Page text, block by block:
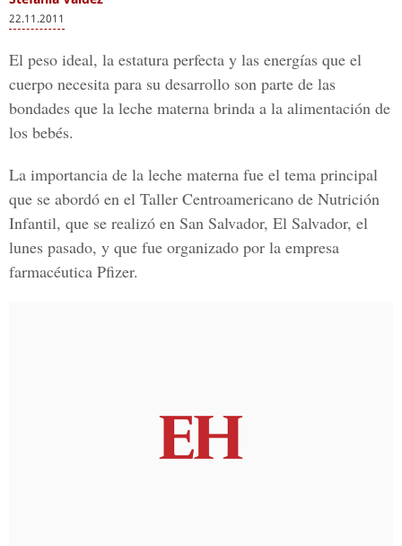
22.11.2011
El peso ideal, la estatura perfecta y las energías que el
cuerpo necesita para su desarrollo son parte de las
bondades que la leche materna brinda a la alimentación de
los bebés.
La importancia de la leche materna fue el tema principal
que se abordó en el Taller Centroamericano de Nutrición
Infantil, que se realizó en San Salvador, El Salvador, el
lunes pasado, y que fue organizado por la empresa
farmacéutica Pfizer.